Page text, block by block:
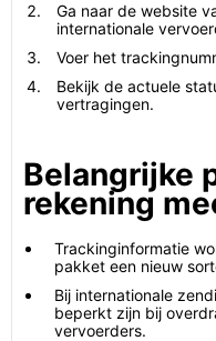
Ga naar de website
internationale
Voer het
Bekijk de actuele
vertragingen.
Belangrijke
rekening
Trackinginformatie
pakket een nieuw
Bij internationale
beperkt zijn bij
vervoerders.